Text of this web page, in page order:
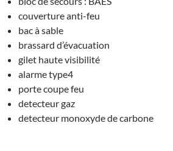
couverture anti-feu
bac à sable
brassard d’évacuation
gilet haute visibilité
alarme type4
porte coupe feu
detecteur gaz
detecteur monoxyde de carbone